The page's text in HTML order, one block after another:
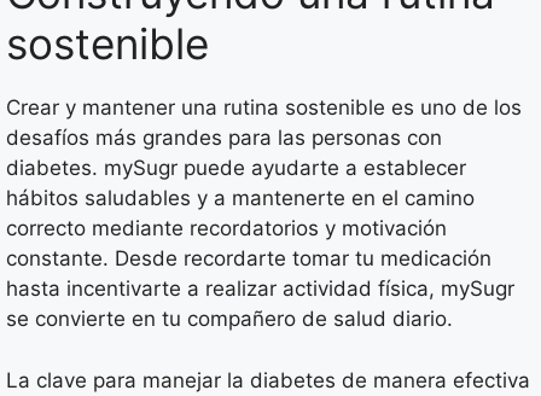
sostenible
Crear y mantener una rutina sostenible es uno de los
desafíos más grandes para las personas con
diabetes. mySugr puede ayudarte a establecer
hábitos saludables y a mantenerte en el camino
correcto mediante recordatorios y motivación
constante. Desde recordarte tomar tu medicación
hasta incentivarte a realizar actividad física, mySugr
se convierte en tu compañero de salud diario.
La clave para manejar la diabetes de manera efectiva